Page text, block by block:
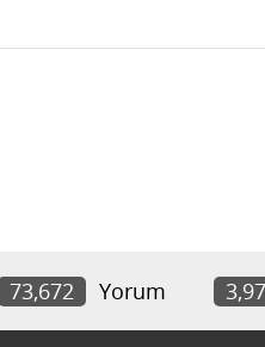
73,672 Yorum